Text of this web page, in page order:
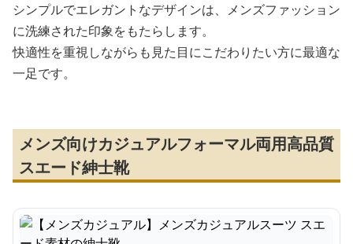
シンプルでエレガントなデザインは、メンズファッション
に洗練された印象をもたらします。
快適性を重視しながらも見た目にこだわりたい方に最適な
一足です。
メンズ向けカジュアルフォーマル両用高品質
スエード紳士靴